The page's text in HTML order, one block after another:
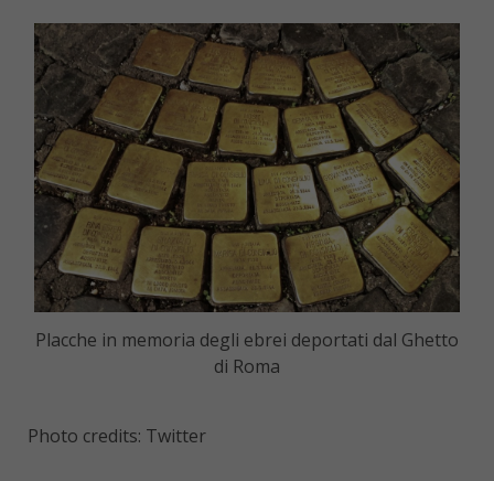
Placche in memoria degli ebrei deportati dal Ghetto
di Roma
Photo credits: Twitter